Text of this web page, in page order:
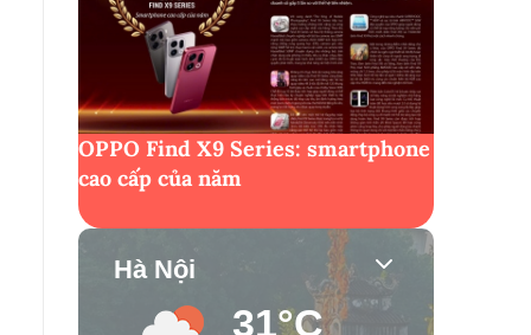
OPPO Find X9 Series: smartphone
cao cấp của năm
Hà Nội
31°C